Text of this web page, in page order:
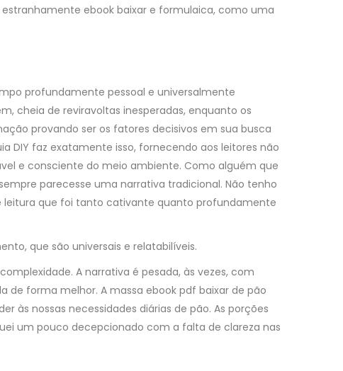
ebook baixar e formulaica, como uma
profundamente pessoal e universalmente
cheia de reviravoltas inesperadas, enquanto os
provando ser os fatores decisivos em sua busca
DIY faz exatamente isso, fornecendo aos leitores não
e consciente do meio ambiente. Como alguém que
parecesse uma narrativa tradicional. Não tenho
leitura que foi tanto cativante quanto profundamente
que são universais e relatabilíveis.
A narrativa é pesada, às vezes, com
de forma melhor. A massa ebook pdf baixar de pão
às nossas necessidades diárias de pão. As porções
um pouco decepcionado com a falta de clareza nas